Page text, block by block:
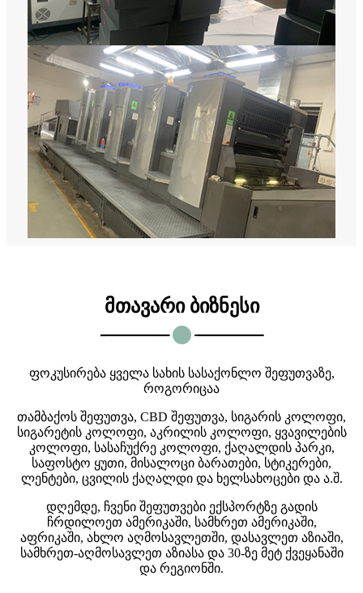
მთავარი ბიზნესი
ფოკუსირება ყველა სახის სასაქონლო შეფუთვაზე,
როგორიცაა
თამბაქოს შეფუთვა, CBD შეფუთვა, სიგარის კოლოფი,
სიგარეტის კოლოფი, აკრილის კოლოფი, ყვავილების
კოლოფი, სასაჩუქრე კოლოფი, ქაღალდის პარკი,
საფოსტო ყუთი, მისალოცი ბარათები, სტიკერები,
ლენტები, ცვილის ქაღალდი და ხელსახოცები და ა.შ.
დღემდე, ჩვენი შეფუთვები ექსპორტზე გადის
ჩრდილოეთ ამერიკაში, სამხრეთ ამერიკაში,
აფრიკაში, ახლო აღმოსავლეთში, დასავლეთ აზიაში,
სამხრეთ-აღმოსავლეთ აზიასა და 30-ზე მეტ ქვეყანაში
და რეგიონში.